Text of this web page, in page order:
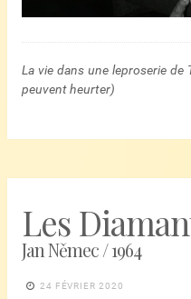
La vie dans une leproserie
peuvent heurter)
Les
Jan Němec / 1964
24 FÉVRIER 2020